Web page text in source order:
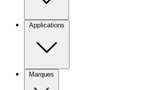
Applications
Marques